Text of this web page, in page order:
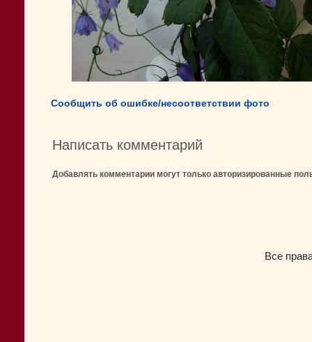
Сообщить об ошибке/несоответствии фото
Написать комментарий
Добавлять комментарии могут только авторизированные
Все